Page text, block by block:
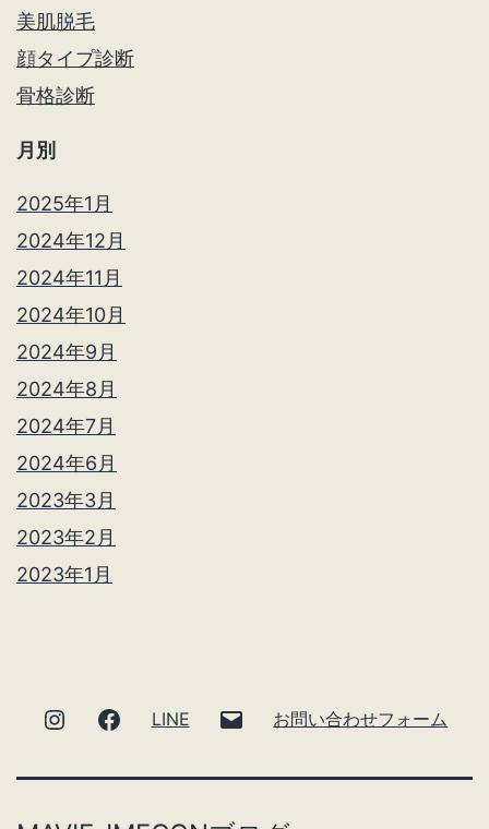
美肌脱毛
顔タイプ診断
骨格診断
月別
2025年1月
2024年12月
2024年11月
2024年10月
2024年9月
2024年8月
2024年7月
2024年6月
2023年3月
2023年2月
2023年1月
Instagramfacebook
LINE
ル
お問い合わせフォーム